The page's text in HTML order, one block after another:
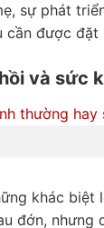
sự phát
cần được
và sức
khác biệt
đớn, nhưng